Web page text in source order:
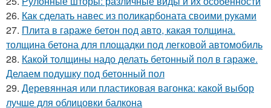
26. Как сделать навес из поликарбоната своими руками
27. Плита в гараже бетон под авто, какая толщина.
толщина бетона для площадки под легковой автомобиль
28. Какой толщины надо делать бетонный пол в гараже.
Делаем подушку под бетонный пол
29. Деревянная или пластиковая вагонка: какой выбор
лучше для облицовки балкона